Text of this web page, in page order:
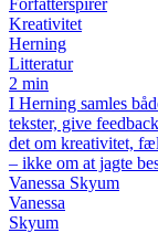
Kreativitet
Herning
Litteratur
2 min
I Herning samles
tekster, give
det om kreativitet,
– ikke om at jagte
Vanessa Skyum
Vanessa
Skyum